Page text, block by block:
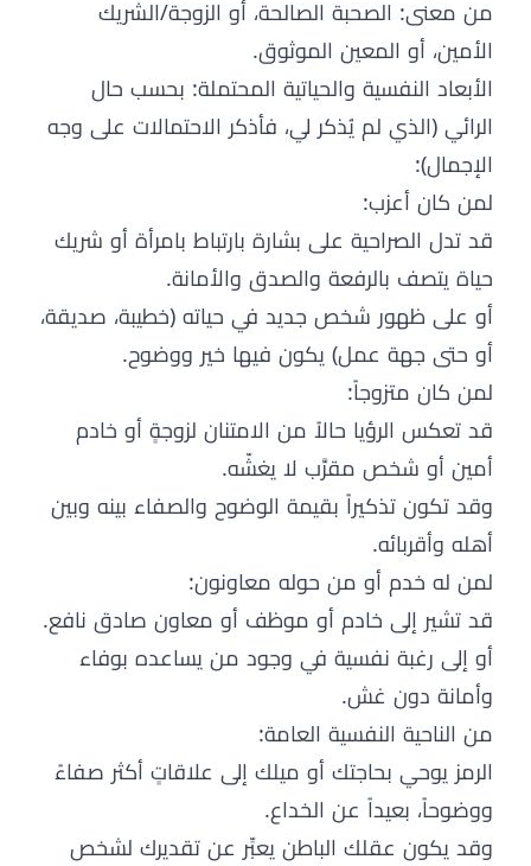
من معنى: الصحبة الصالحة، أو الزوجة/الشريك
الأمين، أو المعين الموثوق.
الأبعاد النفسية والحياتية المحتملة: بحسب حال
الرائي (الذي لم يُذكر لي، فأذكر الاحتمالات على وجه
الإجمال):
لمن كان أعزب:
قد تدل الصراحية على بشارة بارتباط بامرأة أو شريك
حياة يتصف بالرفعة والصدق والأمانة.
أو على ظهور شخص جديد في حياته (خطيبة، صديقة،
أو حتى جهة عمل) يكون فيها خير ووضوح.
لمن كان متزوجاً:
قد تعكس الرؤيا حالاً من الامتنان لزوجةٍ أو خادم
أمين أو شخص مقرَّب لا يغشّه.
وقد تكون تذكيراً بقيمة الوضوح والصفاء بينه وبين
أهله وأقربائه.
لمن له خدم أو من حوله معاونون:
قد تشير إلى خادم أو موظف أو معاون صادق نافع.
أو إلى رغبة نفسية في وجود من يساعده بوفاء
وأمانة دون غش.
من الناحية النفسية العامة:
الرمز يوحي بحاجتك أو ميلك إلى علاقاتٍ أكثر صفاءً
ووضوحاً، بعيداً عن الخداع.
وقد يكون عقلك الباطن يعبِّر عن تقديرك لشخص